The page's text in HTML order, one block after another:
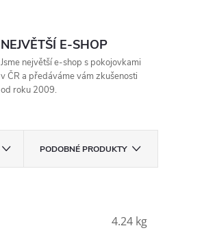
NEJVĚTŠÍ E-SHOP
Jsme největší e-shop s pokojovkami
v ČR a předáváme vám zkušenosti
od roku 2009.
PODOBNÉ PRODUKTY
4.24 kg